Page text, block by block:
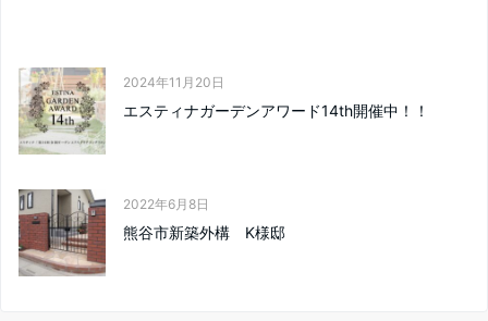
2024年11月20日
エスティナガーデンアワード14th開催中！！
2022年6月8日
熊谷市新築外構 K様邸